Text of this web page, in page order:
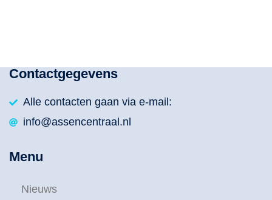
Contactgegevens
Alle contacten gaan via e-mail:
info@assencentraal.nl
Menu
Nieuws